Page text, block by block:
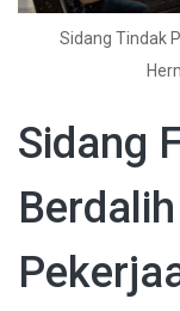
Sidang Tindak
Sidang